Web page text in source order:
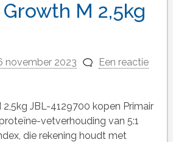
M 2,5kg
november 2023
Een reactie
JBL-4129700 kopen Primair
vetverhouding van 5:1
die rekening houdt met